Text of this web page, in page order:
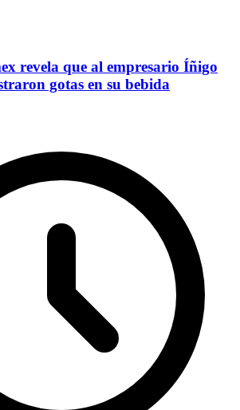
revela que al empresario Íñigo
gotas en su bebida